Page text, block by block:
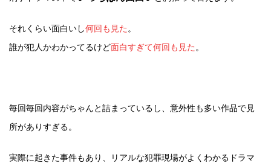
それくらい面白いし何回も見た 。
誰が犯人かわかってるけど面白すぎて何回も見た 。
毎回毎回内容がちゃんと詰まっているし、意外性も多い作品で見
所がありすぎる。
実際に起きた事件もあり、リアルな犯罪現場がよくわかるドラマ